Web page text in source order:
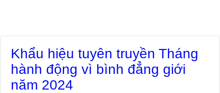
Khẩu hiệu tuyên truyền Tháng
hành động vì bình đẳng giới
năm 2024